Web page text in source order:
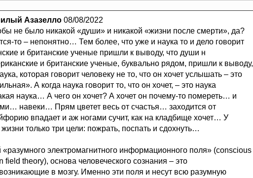
Азазелло 08/08/2022
не было никакой «души» и никакой «жизни после смерти», да?
то – непонятно… Тем более, что уже и наука то и дело говорит
и британские ученые пришли к выводу, что души н
и британские ученые, буквально рядом, пришли к выводу,
которая говорит человеку не то, что он хочет услышать – это
А когда наука говорит то, что он хочет, – это наука
наука… А чего он хочет? А хочет он почему-то помереть… и
навеки… Прям цветет весь от счастья… заходится от
впадает и аж ногами сучит, как на кладбище хочет… У
только три цели: пожрать, поспать и сдохнуть…
«разумного электромагнитного информационного поля» (conscious
theory), основа человеческого сознания – это
в мозгу. Именно эти поля и несут всю разумную